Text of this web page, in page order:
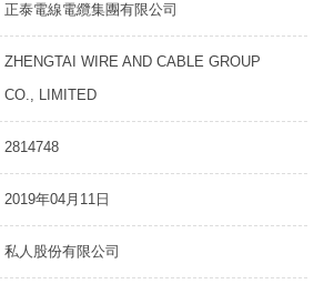
正泰電線電纜集團有限公司
ZHENGTAI WIRE AND CABLE GROUP
CO., LIMITED
2814748
2019年04月11日
私人股份有限公司